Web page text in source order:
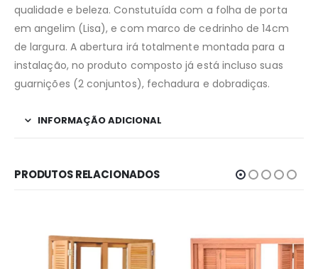
qualidade e beleza. Constutuída com a folha de porta
em angelim (Lisa), e com marco de cedrinho de 14cm
de largura. A abertura irá totalmente montada para a
instalação, no produto composto já está incluso suas
guarnições (2 conjuntos), fechadura e dobradiças.
INFORMAÇÃO ADICIONAL
PRODUTOS RELACIONADOS